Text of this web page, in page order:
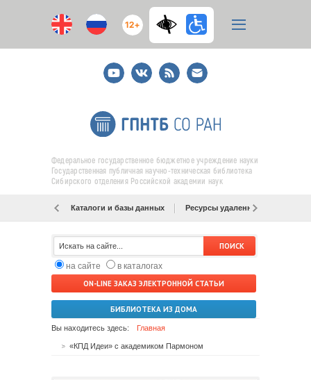
12+
YoutubeВКонтакте
RSS
E-
mail
подписка
Федеральное государственное бюджетное учреждение науки
Государственная публичная научно-техническая библиотека
Сибирского отделения Российской академии наук
Каталоги и базы данных Ресурсы удаленного доступа
на сайте
в каталогах
ON-LINE ЗАКАЗ ЭЛЕКТРОННОЙ СТАТЬИ
БИБЛИОТЕКА ИЗ ДОМА
Вы находитесь здесь: Главная
«КПД Идеи» с академиком Пармоном